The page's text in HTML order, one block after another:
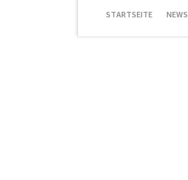
NAVIGATION
STARTSEITE NEWS